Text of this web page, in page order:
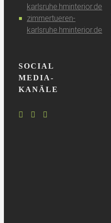
karlsruhe.hminterior.de
zimmertueren-
karlsruhe.hminterior.de
SOCIAL
MEDIA-
KANÄLE